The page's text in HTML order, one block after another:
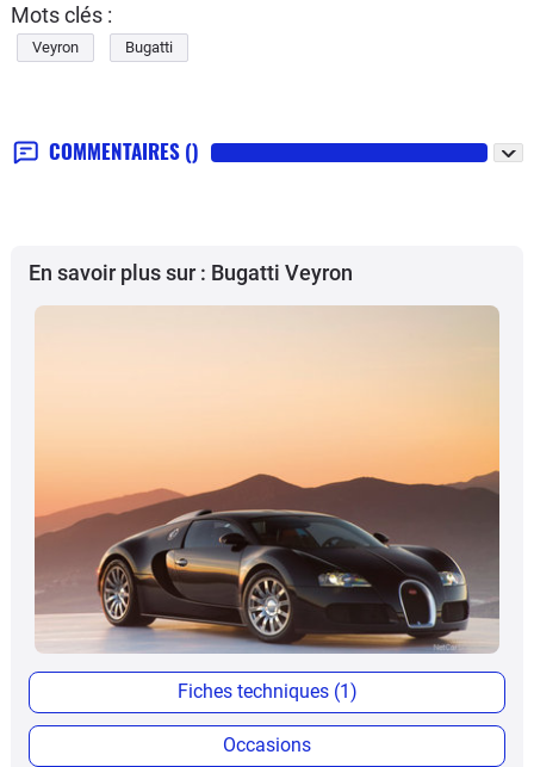
Mots clés :
Veyron Bugatti
COMMENTAIRES ()
En savoir plus sur : Bugatti Veyron
Fiches techniques (1)
Occasions